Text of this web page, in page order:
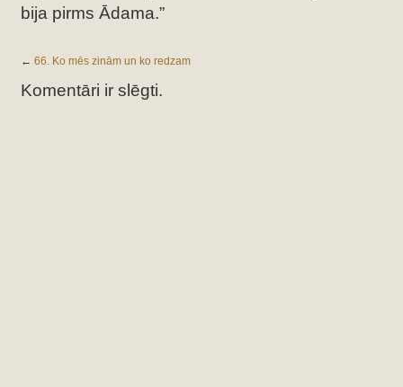
bija pirms Ādama.”
← 66. Ko mēs zinām un ko redzam
Komentāri ir slēgti.